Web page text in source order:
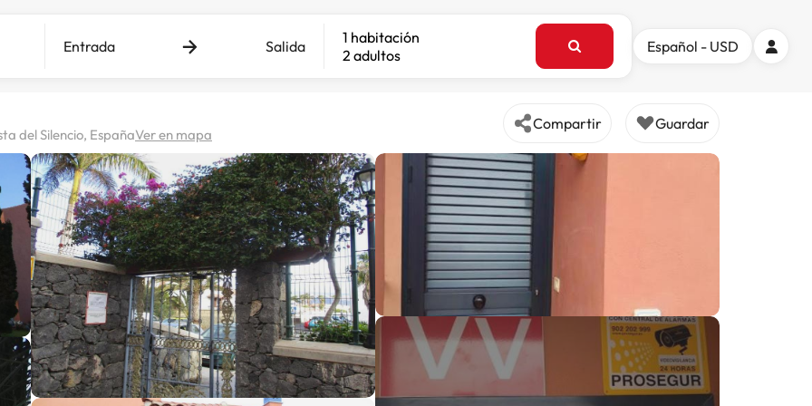
Entrada Salida
1 habitación
2 adultos
Español - USD
del Silencio, EspañaVer en mapa
Compartir Guardar